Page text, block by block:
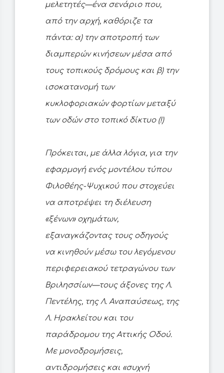
μελετητές—ένα σενάριο που,
από την αρχή, καθόριζε τα
πάντα: α) την αποτροπή των
διαμπερών κινήσεων μέσα από
τους τοπικούς δρόμους και β) την
ισοκατανομή των
κυκλοφοριακών φορτίων μεταξύ
των οδών στο τοπικό δίκτυο (!)
Πρόκειται, με άλλα λόγια, για την
εφαρμογή ενός μοντέλου τύπου
Φιλοθέης-Ψυχικού που στοχεύει
να αποτρέψει τη διέλευση
«ξένων» οχημάτων,
εξαναγκάζοντας τους οδηγούς
να κινηθούν μέσω του λεγόμενου
περιφερειακού τετραγώνου των
Βριλησσίων—τους άξονες της Λ.
Πεντέλης, της Λ. Αναπαύσεως, της
Λ. Ηρακλείτου και του
παράδρομου της Αττικής Οδού.
Με μονοδρομήσεις,
αντιδρομήσεις και «συχνή